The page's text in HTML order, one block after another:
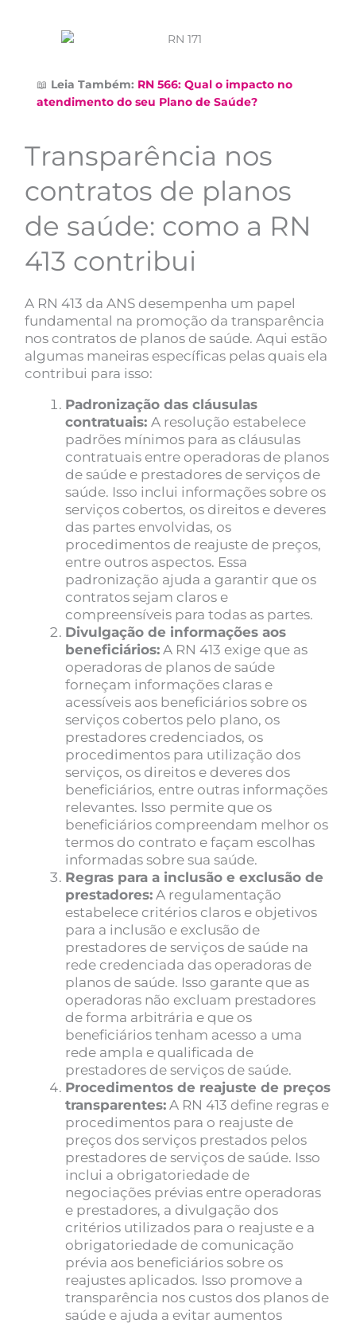
📖 Leia Também: RN 566: Qual o impacto no
atendimento do seu Plano de Saúde?
Transparência nos
contratos de planos
de saúde: como a RN
413 contribui
A RN 413 da ANS desempenha um papel
fundamental na promoção da transparência
nos contratos de planos de saúde. Aqui estão
algumas maneiras específicas pelas quais ela
contribui para isso:
Padronização das cláusulas
contratuais:A resolução estabelece
padrões mínimos para as cláusulas
contratuais entre operadoras de planos
de saúde e prestadores de serviços de
saúde. Isso inclui informações sobre os
serviços cobertos, os direitos e deveres
das partes envolvidas, os
procedimentos de reajuste de preços,
entre outros aspectos. Essa
padronização ajuda a garantir que os
contratos sejam claros e
compreensíveis para todas as partes.
Divulgação de informações aos
beneficiários: A RN 413 exige que as
operadoras de planos de saúde
forneçam informações claras e
acessíveis aos beneficiários sobre os
serviços cobertos pelo plano, os
prestadores credenciados, os
procedimentos para utilização dos
serviços, os direitos e deveres dos
beneficiários, entre outras informações
relevantes. Isso permite que os
beneficiários compreendam melhor os
termos do contrato e façam escolhas
informadas sobre sua saúde.
Regras para a inclusão e exclusão de
prestadores: A regulamentação
estabelece critérios claros e objetivos
para a inclusão e exclusão de
prestadores de serviços de saúde na
rede credenciada das operadoras de
planos de saúde. Isso garante que as
operadoras não excluam prestadores
de forma arbitrária e que os
beneficiários tenham acesso a uma
rede ampla e qualificada de
prestadores de serviços de saúde.
Procedimentos de reajuste de preços
transparentes: A RN 413 define regras e
procedimentos para o reajuste de
preços dos serviços prestados pelos
prestadores de serviços de saúde. Isso
inclui a obrigatoriedade de
negociações prévias entre operadoras
e prestadores, a divulgação dos
critérios utilizados para o reajuste e a
obrigatoriedade de comunicação
prévia aos beneficiários sobre os
reajustes aplicados. Isso promove a
transparência nos custos dos planos de
saúde e ajuda a evitar aumentos